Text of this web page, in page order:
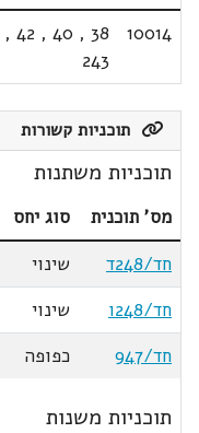
10014
38
,
40
,
42
,
243
תוכניות קשורות
תוכניות משתנות
מס' תוכנית סוג יחס
חד/248ד
שינוי
חד/248ו
שינוי
חד/947
כפופה
תוכניות משנות